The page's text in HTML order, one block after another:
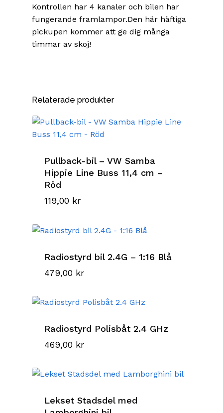
Kontrollen har 4 kanaler och bilen har
fungerande framlampor.Den här häftiga
pickupen kommer att ge dig många
timmar av skoj!
Relaterade produkter
Pullback-bil – VW Samba
Hippie Line Buss 11,4 cm –
Röd
119,00 kr
Radiostyrd bil 2.4G – 1:16 Blå
479,00 kr
Radiostyrd Polisbåt 2.4 GHz
469,00 kr
Lekset Stadsdel med